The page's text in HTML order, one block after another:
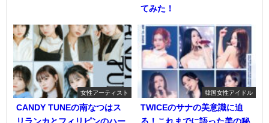
てみた！
女性アーティスト
CANDY TUNEの南なつはス
リランカとフィリピンのハー
韓国女性アイドル
TWICEのサナの美意識に迫
る！これまでに語った美の秘